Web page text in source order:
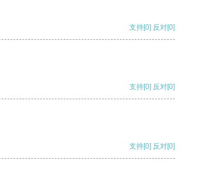
支持[0] 反对[0]
支持[0] 反对[0]
支持[0] 反对[0]